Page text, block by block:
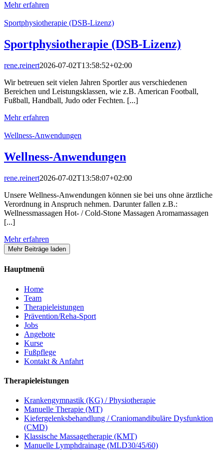
Mehr erfahren
Sportphysiotherapie (DSB-Lizenz)
Sportphysiotherapie (DSB-Lizenz)
rene.reinert2026-07-02T13:58:52+02:00
Wir betreuen seit vielen Jahren Sportler aus verschiedenen
Bereichen und Leistungsklassen, wie z.B. American Football,
Fußball, Handball, Judo oder Fechten. [...]
Mehr erfahren
Wellness-Anwendungen
Wellness-Anwendungen
rene.reinert2026-07-02T13:58:07+02:00
Unsere Wellness-Anwendungen können sie bei uns ohne ärztliche
Verordnung in Anspruch nehmen. Darunter fallen z.B.:
Wellnessmassagen Hot- / Cold-Stone Massagen Aromamassagen
[...]
Mehr erfahren
Mehr Beiträge laden
Hauptmenü
Home
Team
Therapieleistungen
Prävention/Reha-Sport
Jobs
Angebote
Kurse
Fußpflege
Kontakt & Anfahrt
Therapieleistungen
Krankengymnastik (KG) / Physiotherapie
Manuelle Therapie (MT)
Kiefergelenksbehandlung / Craniomandibuläre Dysfunktion
(CMD)
Klassische Massagetherapie (KMT)
Manuelle Lymphdrainage (MLD30/45/60)